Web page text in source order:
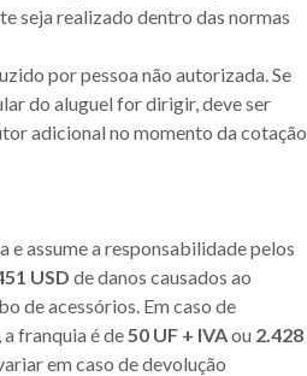
seja realizado dentro das normas
por pessoa não autorizada. Se
do aluguel for dirigir, deve ser
adicional no momento da cotação
assume a responsabilidade pelos
USD de danos causados ao
de acessórios. Em caso de
franquia é de50 UF + IVAou 2.428
em caso de devolução